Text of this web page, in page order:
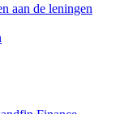
aan de leningen